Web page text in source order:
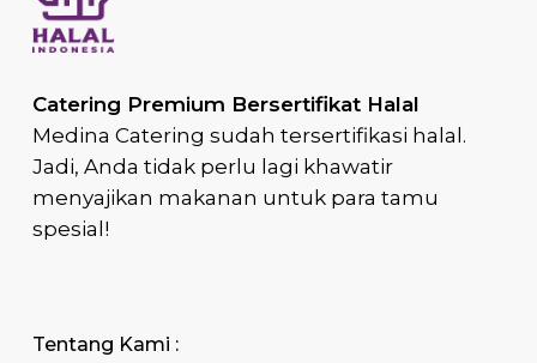
Catering Premium Bersertifikat Halal
Medina Catering sudah tersertifikasi halal.
Jadi, Anda tidak perlu lagi khawatir
menyajikan makanan untuk para tamu
spesial!
Tentang Kami :